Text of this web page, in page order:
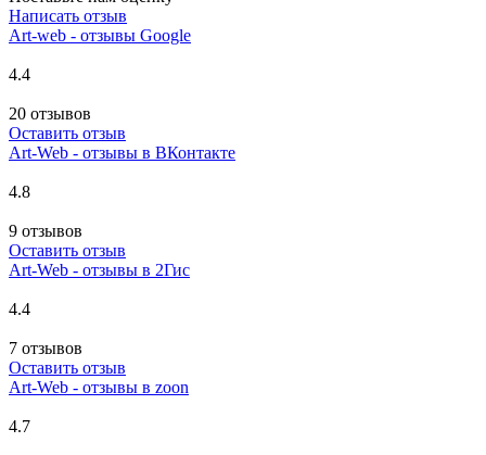
Написать отзыв
Art-web - отзывы Google
4.4
20 отзывов
Оставить отзыв
Art-Web - отзывы в ВКонтакте
4.8
9 отзывов
Оставить отзыв
Art-Web - отзывы в 2Гис
4.4
7 отзывов
Оставить отзыв
Art-Web - отзывы в zoon
4.7